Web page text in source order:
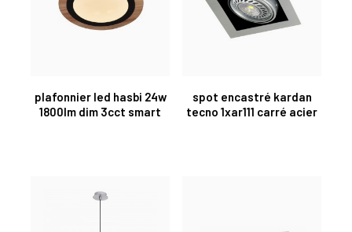
plafonnier led hasbi 24w
1800lm dim 3cct smart
spot encastré kardan
tecno 1xar111 carré acier